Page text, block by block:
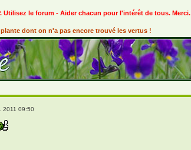
Utilisez le forum - Aider chacun pour l'intérêt de tous. Merci.
dont on n'a pas encore trouvé les vertus !
2011 09:50